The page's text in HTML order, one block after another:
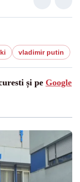
vladimir putin
și pe Google